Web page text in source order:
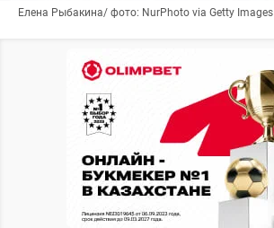
Елена Рыбакина/ фото: NurPhoto via Getty Images